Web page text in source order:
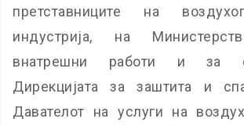
претставниците на
индустрија, на
внатрешни работи и за
Дирекцијата за заштита и
Давателот на услуги на